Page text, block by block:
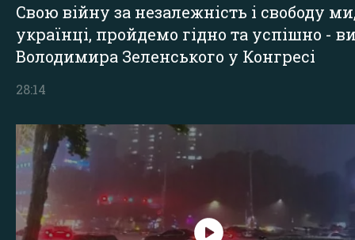
Свою війну за незалежність і свободу
українці, пройдемо гідно та успішно -
Володимира Зеленського у Конгресі
28:14